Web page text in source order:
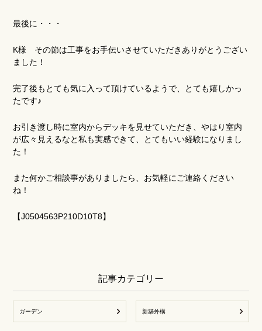
最後に・・・
K様 その節は工事をお手伝いさせていただきありがとうござい
ました！
完了後もとても気に入って頂けているようで、とても嬉しかっ
たです♪
お引き渡し時に室内からデッキを見せていただき、やはり室内
が広々見えるなと私も実感できて、とてもいい経験になりまし
た！
また何かご相談事がありましたら、お気軽にご連絡ください
ね！
【J0504563P210D10T8】
記事カテゴリー
ガーデン 新築外構